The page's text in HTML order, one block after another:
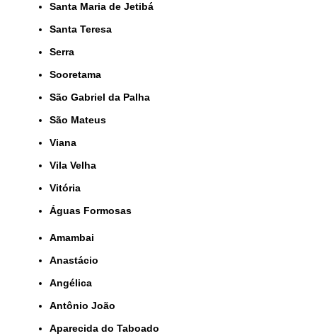
Santa Maria de Jetibá
Santa Teresa
Serra
Sooretama
São Gabriel da Palha
São Mateus
Viana
Vila Velha
Vitória
Águas Formosas
Amambai
Anastácio
Angélica
Antônio João
Aparecida do Taboado